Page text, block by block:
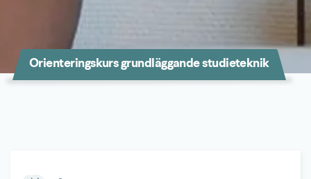
Orienteringskurs grundläggande studieteknik